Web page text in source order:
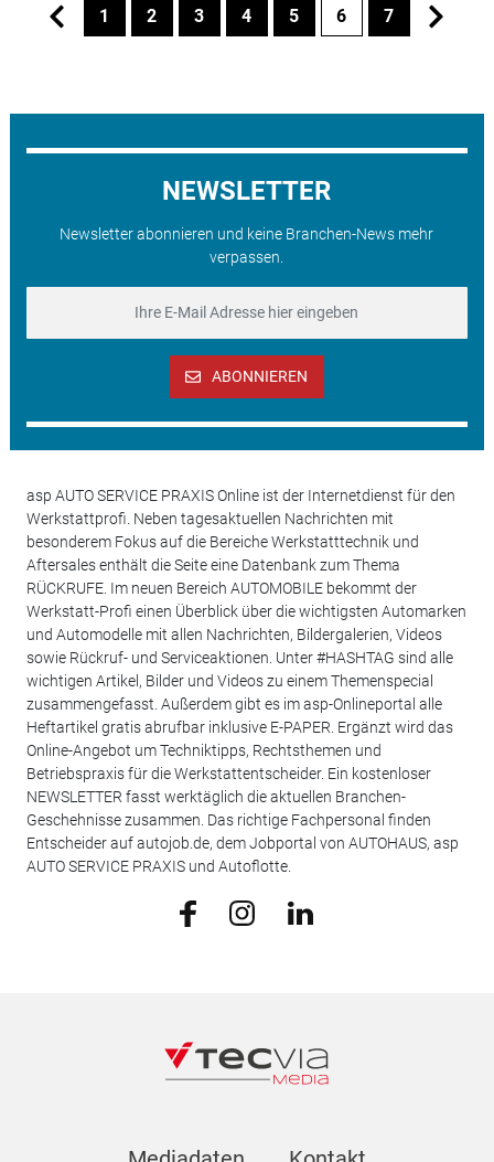
1 2 3 4 5 6 7
NEWSLETTER
Newsletter abonnieren und keine Branchen-News mehr
verpassen.
ABONNIEREN
asp AUTO SERVICE PRAXIS Online ist der Internetdienst für den
Werkstattprofi. Neben tagesaktuellen Nachrichten mit
besonderem Fokus auf die Bereiche Werkstatttechnik und
Aftersales enthält die Seite eine Datenbank zum Thema
RÜCKRUFE. Im neuen Bereich AUTOMOBILE bekommt der
Werkstatt-Profi einen Überblick über die wichtigsten Automarken
und Automodelle mit allen Nachrichten, Bildergalerien, Videos
sowie Rückruf- und Serviceaktionen. Unter #HASHTAG sind alle
wichtigen Artikel, Bilder und Videos zu einem Themenspecial
zusammengefasst. Außerdem gibt es im asp-Onlineportal alle
Heftartikel gratis abrufbar inklusive E-PAPER. Ergänzt wird das
Online-Angebot um Techniktipps, Rechtsthemen und
Betriebspraxis für die Werkstattentscheider. Ein kostenloser
NEWSLETTER fasst werktäglich die aktuellen Branchen-
Geschehnisse zusammen. Das richtige Fachpersonal finden
Entscheider auf autojob.de, dem Jobportal von AUTOHAUS, asp
AUTO SERVICE PRAXIS und Autoflotte.